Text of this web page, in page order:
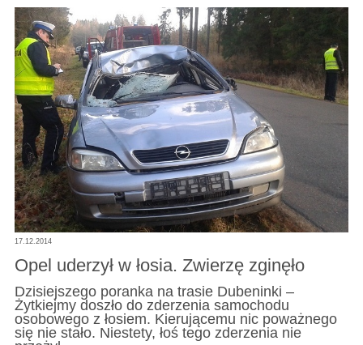
17.12.2014
Opel uderzył w łosia. Zwierzę zginęło
Dzisiejszego poranka na trasie Dubeninki –
Żytkiejmy doszło do zderzenia samochodu
osobowego z łosiem. Kierującemu nic poważnego
się nie stało. Niestety, łoś tego zderzenia nie